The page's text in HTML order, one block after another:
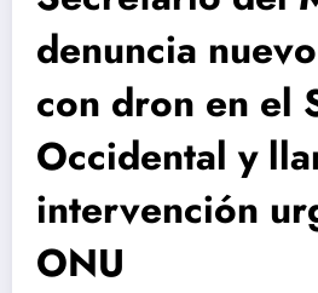
denuncia
con dron en el
Occidental y
intervención
ONU